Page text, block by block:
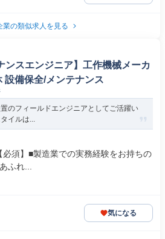
業の類似求人を見る
ンスエンジニア】工作機械メーカ
備保全/メンテナンス
のフィールドエンジニアとしてご活躍い
イルは...
須】■製造業での実務経験をお持ちの
ふれ...
気になる